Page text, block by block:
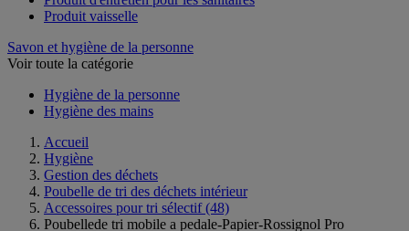
Produit d'entretien pour les sanitaires
Savon et hygiène de la personne
Hygiène de la personne
Accueil
Hygiène
Gestion des déchets
Poubelle de tri des déchets intérieur
Accessoires pour tri sélectif (48)